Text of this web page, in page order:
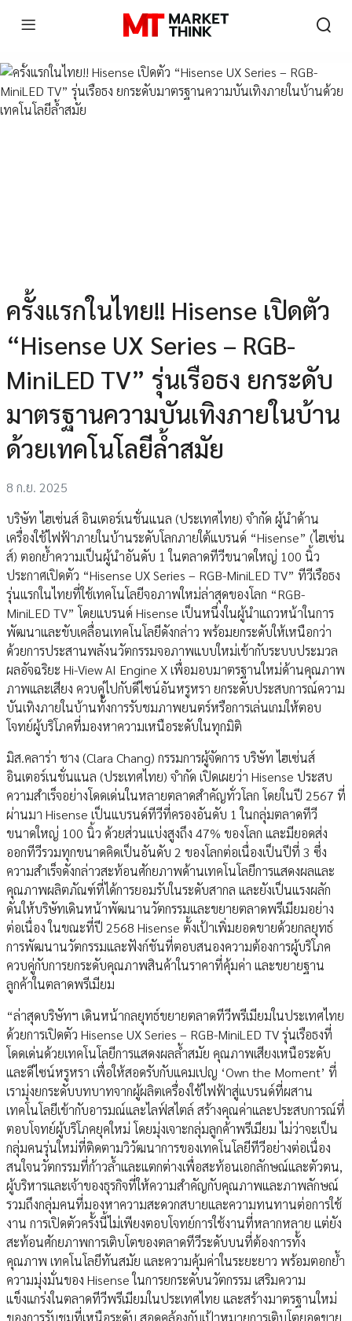
ครั้งแรกในไทย!! Hisense เปิดตัว
“Hisense UX Series – RGB-
MiniLED TV” รุ่นเรือธง ยกระดับ
มาตรฐานความบันเทิงภายในบ้าน
ด้วยเทคโนโลยีล้ำสมัย
8 ก.ย. 2025
บริษัท ไฮเซ่นส์ อินเตอร์เนชั่นแนล (ประเทศไทย) จำกัด ผู้นำด้าน
เครื่องใช้ไฟฟ้าภายในบ้านระดับโลกภายใต้แบรนด์ “Hisense” (ไฮเซ่น
ส์) ตอกย้ำความเป็นผู้นำอันดับ 1 ในตลาดทีวีขนาดใหญ่ 100 นิ้ว
ประกาศเปิดตัว “Hisense UX Series – RGB-MiniLED TV” ทีวีเรือธง
รุ่นแรกในไทยที่ใช้เทคโนโลยีจอภาพใหม่ล่าสุดของโลก “RGB-
MiniLED TV” โดยแบรนด์ Hisense เป็นหนึ่งในผู้นำแถวหน้าในการ
พัฒนาและขับเคลื่อนเทคโนโลยีดังกล่าว พร้อมยกระดับให้เหนือกว่า
ด้วยการประสานพลังนวัตกรรมจอภาพแบบใหม่เข้ากับระบบประมวล
ผลอัจฉริยะ Hi-View AI Engine X เพื่อมอบมาตรฐานใหม่ด้านคุณภาพ
ภาพและเสียง ควบคู่ไปกับดีไซน์อันหรูหรา ยกระดับประสบการณ์ความ
บันเทิงภายในบ้านทั้งการรับชมภาพยนตร์หรือการเล่นเกมให้ตอบ
โจทย์ผู้บริโภคที่มองหาความเหนือระดับในทุกมิติ
มิส.คลาร่า ชาง (Clara Chang) กรรมการผู้จัดการ บริษัท ไฮเซ่นส์
อินเตอร์เนชั่นแนล (ประเทศไทย) จำกัด เปิดเผยว่า Hisense ประสบ
ความสำเร็จอย่างโดดเด่นในหลายตลาดสำคัญทั่วโลก โดยในปี 2567 ที่
ผ่านมา Hisense เป็นแบรนด์ทีวีที่ครองอันดับ 1 ในกลุ่มตลาดทีวี
ขนาดใหญ่ 100 นิ้ว ด้วยส่วนแบ่งสูงถึง 47% ของโลก และมียอดส่ง
ออกทีวีรวมทุกขนาดคิดเป็นอันดับ 2 ของโลกต่อเนื่องเป็นปีที่ 3 ซึ่ง
ความสำเร็จดังกล่าวสะท้อนศักยภาพด้านเทคโนโลยีการแสดงผลและ
คุณภาพผลิตภัณฑ์ที่ได้การยอมรับในระดับสากล และยังเป็นแรงผลัก
ดันให้บริษัทเดินหน้าพัฒนานวัตกรรมและขยายตลาดพรีเมียมอย่าง
ต่อเนื่อง ในขณะที่ปี 2568 Hisense ตั้งเป้าเพิ่มยอดขายด้วยกลยุทธ์
การพัฒนานวัตกรรมและฟังก์ชันที่ตอบสนองความต้องการผู้บริโภค
ควบคู่กับการยกระดับคุณภาพสินค้าในราคาที่คุ้มค่า และขยายฐาน
ลูกค้าในตลาดพรีเมียม
“ล่าสุดบริษัทฯ เดินหน้ากลยุทธ์ขยายตลาดทีวีพรีเมียมในประเทศไทย
ด้วยการเปิดตัว Hisense UX Series – RGB-MiniLED TV รุ่นเรือธงที่
โดดเด่นด้วยเทคโนโลยีการแสดงผลล้ำสมัย คุณภาพเสียงเหนือระดับ
และดีไซน์หรูหรา เพื่อให้สอดรับกับแคมเปญ ‘Own the Moment’ ที่
เรามุ่งยกระดับบทบาทจากผู้ผลิตเครื่องใช้ไฟฟ้าสู่แบรนด์ที่ผสาน
เทคโนโลยีเข้ากับอารมณ์และไลฟ์สไตล์ สร้างคุณค่าและประสบการณ์ที่
ตอบโจทย์ผู้บริโภคยุคใหม่ โดยมุ่งเจาะกลุ่มลูกค้าพรีเมียม ไม่ว่าจะเป็น
กลุ่มคนรุ่นใหม่ที่ติดตามวิวัฒนาการของเทคโนโลยีทีวีอย่างต่อเนื่อง
สนใจนวัตกรรมที่ก้าวล้ำและแตกต่างเพื่อสะท้อนเอกลักษณ์และตัวตน,
ผู้บริหารและเจ้าของธุรกิจที่ให้ความสำคัญกับคุณภาพและภาพลักษณ์
รวมถึงกลุ่มคนที่มองหาความสะดวกสบายและความทนทานต่อการใช้
งาน การเปิดตัวครั้งนี้ไม่เพียงตอบโจทย์การใช้งานที่หลากหลาย แต่ยัง
สะท้อนศักยภาพการเติบโตของตลาดทีวีระดับบนที่ต้องการทั้ง
คุณภาพ เทคโนโลยีทันสมัย และความคุ้มค่าในระยะยาว พร้อมตอกย้ำ
ความมุ่งมั่นของ Hisense ในการยกระดับนวัตกรรม เสริมความ
แข็งแกร่งในตลาดทีวีพรีเมียมในประเทศไทย และสร้างมาตรฐานใหม่
ของการรับชมที่เหนือระดับ สอดคล้องกับเป้าหมายการเติบโตยอดขาย